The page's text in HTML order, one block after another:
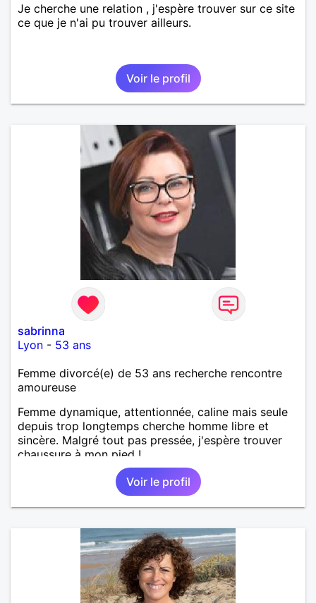
Je cherche une relation , j'espère trouver sur ce site
ce que je n'ai pu trouver ailleurs.
Voir le profil
sabrinna
Lyon - 53 ans
Femme divorcé(e) de 53 ans recherche rencontre
amoureuse
Femme dynamique, attentionnée, caline mais seule
depuis trop longtemps cherche homme libre et
sincère. Malgré tout pas pressée, j'espère trouver
chaussure à mon pied !
Voir le profil